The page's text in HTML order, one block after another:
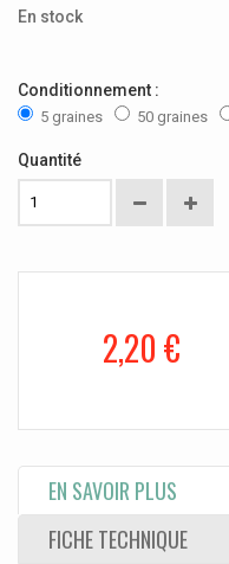
En stock
Conditionnement :
5 graines 50 graines
Quantité
2,20 €
EN SAVOIR PLUS
FICHE TECHNIQUE